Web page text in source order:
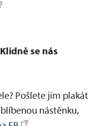
se nás
Pošlete jim plakát
nástěnku,